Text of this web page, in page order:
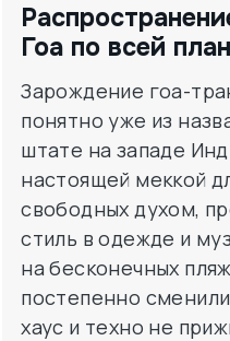
Гоа по всей
Зарождение гоа-
понятно уже из
штате на западе
настоящей меккой
свободных духом,
стиль в одежде и
на бесконечных
постепенно
хаус и техно не